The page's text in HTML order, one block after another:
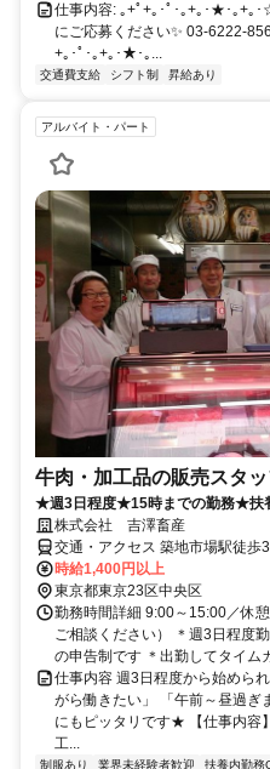
仕事内容: ｡+ﾟ+｡･ﾟ･｡+｡･★･｡+｡
にご応募ください✨️ 03-6222-
+｡･ﾟ･｡+｡･★･｡...
交通費支給 シフト制 昇給あり
アルバイト・パート
牛肉・加工品の販売スタッ
★週3日程度★15時までの勤務★扶
株式会社 吉澤畜産
交通・アクセス 築地市場駅徒歩
分
時給1,400円以上
東京都東京23区中央区
勤務時間詳細 9:00～15:00／休
ご相談ください） ＊週3日程度
の申告制です ＊出勤してタイム
仕事内容 週3日程度から始めら
がら働きたい」 「午前～昼過ぎ
にもピッタリです★ 【仕事内容
工...
制服あり 業界未経験者歓迎 扶養内勤務